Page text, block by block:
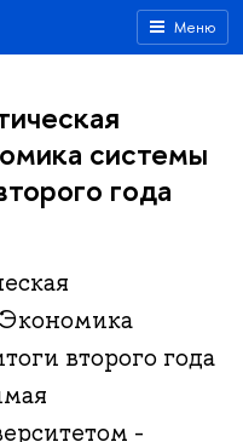
Меню
системы
года
второго года
-